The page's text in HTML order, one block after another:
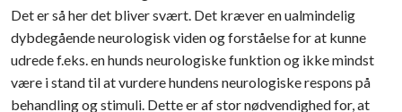
Det er så her det bliver svært. Det kræver en ualmindelig
dybdegående neurologisk viden og forståelse for at kunne
udrede f.eks. en hunds neurologiske funktion og ikke mindst
være i stand til at vurdere hundens neurologiske respons på
behandling og stimuli. Dette er af stor nødvendighed for, at